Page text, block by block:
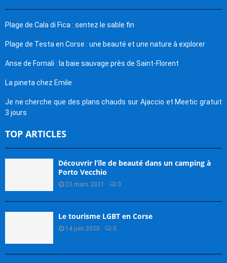
Plage de Cala di Fica : sentez le sable fin
Plage de Testa en Corse : une beauté et une nature à explorer
Anse de Fornali : la baie sauvage près de Saint-Florent
La pineta chez Emile
Je ne cherche que des plans chauds sur Ajaccio et Meetic gratuit
3 jours
TOP ARTICLES
Découvrir l’île de beauté dans un camping à
Porto Vecchio
23 mars 2021 0
Le tourisme LGBT en Corse
14 juin 2020 0